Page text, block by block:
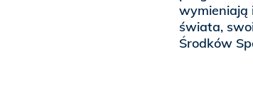
wymieniają
świata,
Środków